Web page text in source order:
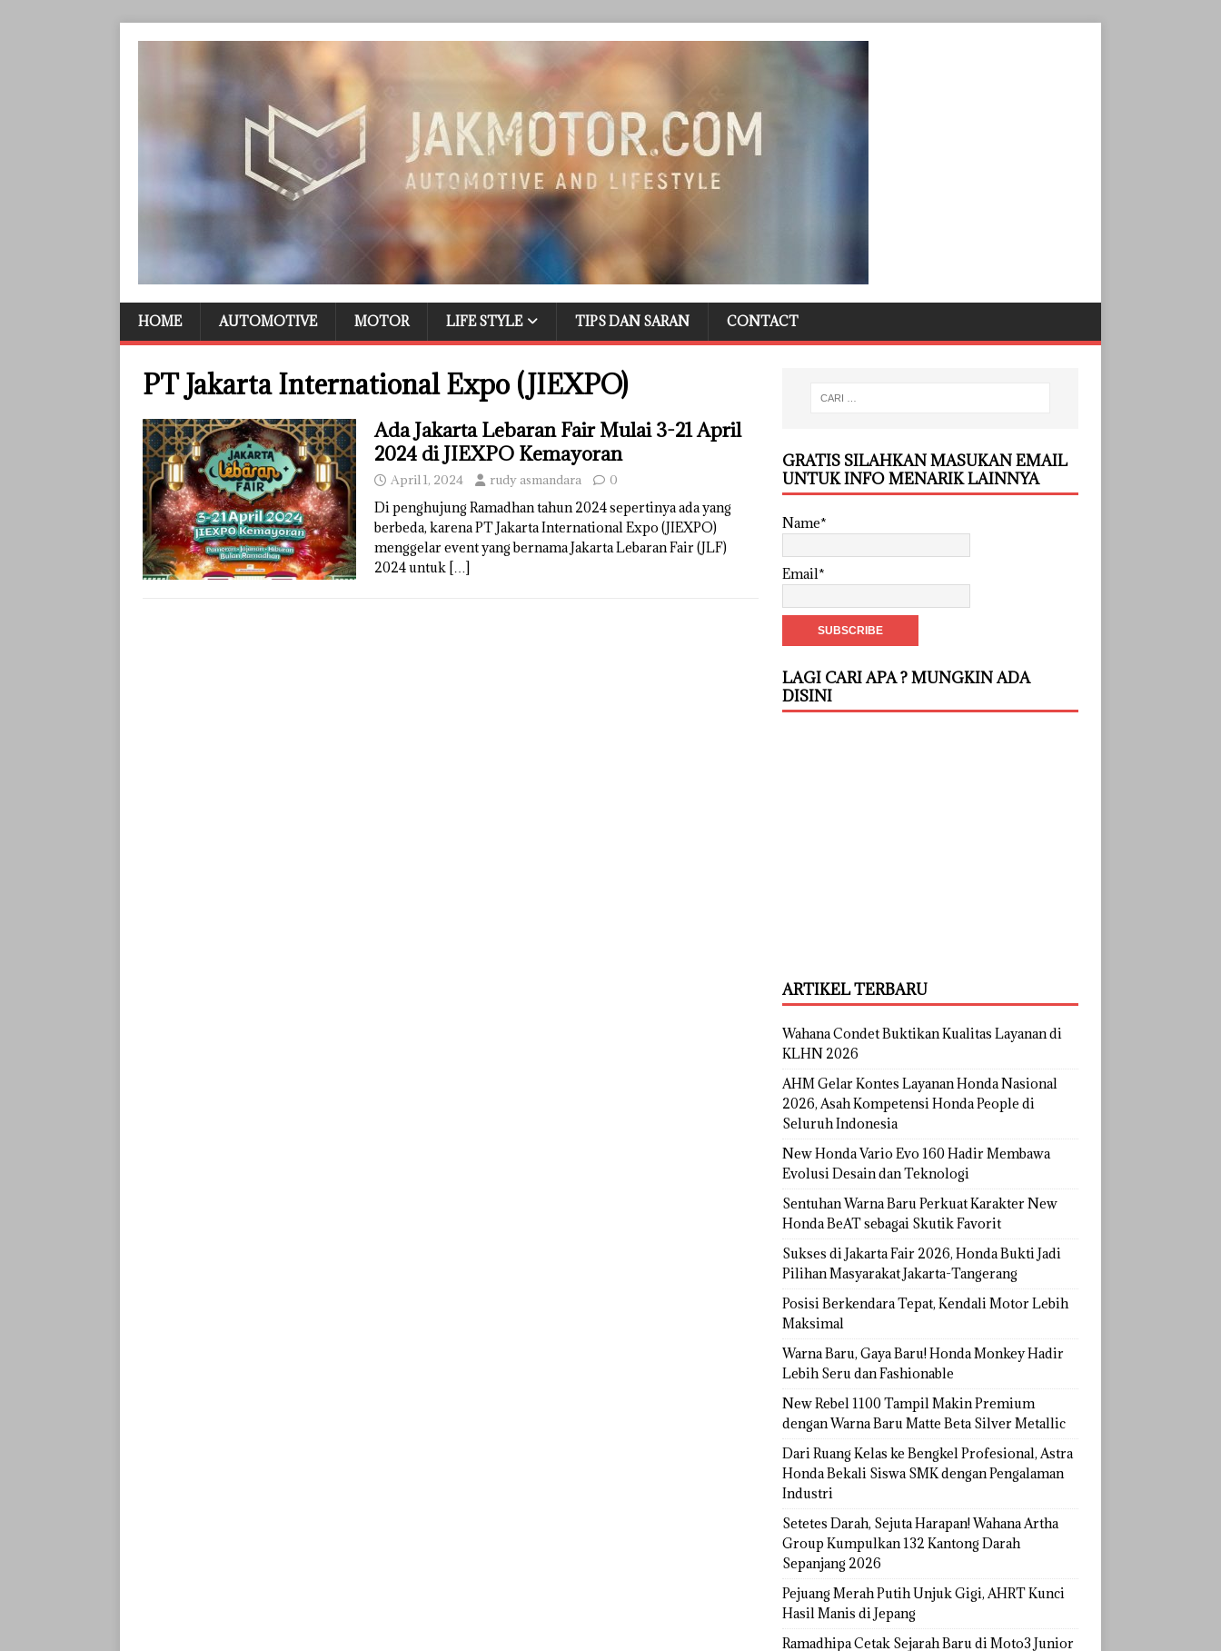
HOME AUTOMOTIVE MOTOR LIFE STYLE TIPS DAN SARAN CONTACT
PT Jakarta International Expo (JIEXPO)
Ada Jakarta Lebaran Fair Mulai 3-21 April
2024 di JIEXPO Kemayoran
April 1, 2024 rudy asmandara 0
Di penghujung Ramadhan tahun 2024 sepertinya ada yang
berbeda, karena PT Jakarta International Expo (JIEXPO)
menggelar event yang bernama Jakarta Lebaran Fair (JLF)
2024 untuk […]
GRATIS SILAHKAN MASUKAN EMAIL
UNTUK INFO MENARIK LAINNYA
Name*
Email*
LAGI CARI APA ? MUNGKIN ADA
DISINI
ARTIKEL TERBARU
Wahana Condet Buktikan Kualitas Layanan di
KLHN 2026
AHM Gelar Kontes Layanan Honda Nasional
2026, Asah Kompetensi Honda People di
Seluruh Indonesia
New Honda Vario Evo 160 Hadir Membawa
Evolusi Desain dan Teknologi
Sentuhan Warna Baru Perkuat Karakter New
Honda BeAT sebagai Skutik Favorit
Sukses di Jakarta Fair 2026, Honda Bukti Jadi
Pilihan Masyarakat Jakarta-Tangerang
Posisi Berkendara Tepat, Kendali Motor Lebih
Maksimal
Warna Baru, Gaya Baru! Honda Monkey Hadir
Lebih Seru dan Fashionable
New Rebel 1100 Tampil Makin Premium
dengan Warna Baru Matte Beta Silver Metallic
Dari Ruang Kelas ke Bengkel Profesional, Astra
Honda Bekali Siswa SMK dengan Pengalaman
Industri
Setetes Darah, Sejuta Harapan! Wahana Artha
Group Kumpulkan 132 Kantong Darah
Sepanjang 2026
Pejuang Merah Putih Unjuk Gigi, AHRT Kunci
Hasil Manis di Jepang
Ramadhipa Cetak Sejarah Baru di Moto3 Junior